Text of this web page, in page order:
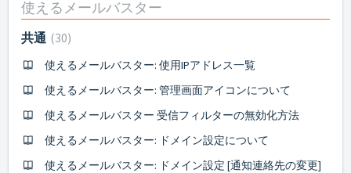
使えるメールバスター
共通 30
使えるメールバスター: 使用IPアドレス一覧
使えるメールバスター: 管理画面アイコンについて
使えるメールバスター 受信フィルターの無効化方法
使えるメールバスター: ドメイン設定について
使えるメールバスター: ドメイン設定 [通知連絡先の変更]